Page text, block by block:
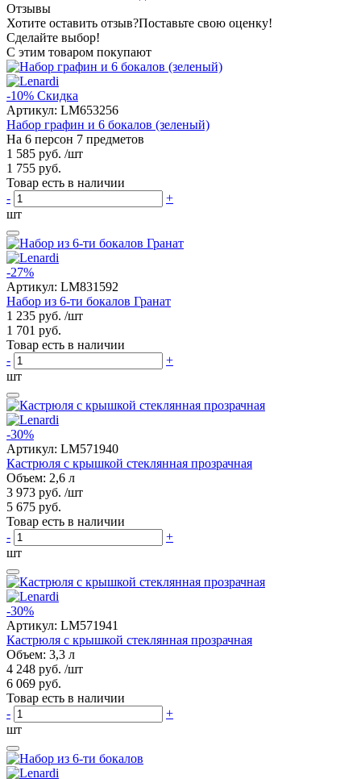
Отзывы
Хотите оставить отзыв?Поставьте свою оценку!
Сделайте выбор!
С этим товаром покупают
-10% Скидка
Артикул: LM653256
Набор графин и 6 бокалов (зеленый)
На 6 персон 7 предметов
1 585 руб. /шт
1 755 руб.
Товар есть в наличии
-
+
шт
-27%
Артикул: LM831592
Набор из 6-ти бокалов Гранат
1 235 руб. /шт
1 701 руб.
Товар есть в наличии
-
+
шт
-30%
Артикул: LM571940
Кастрюля с крышкой стеклянная прозрачная
Объем: 2,6 л
3 973 руб. /шт
5 675 руб.
Товар есть в наличии
-
+
шт
-30%
Артикул: LM571941
Кастрюля с крышкой стеклянная прозрачная
Объем: 3,3 л
4 248 руб. /шт
6 069 руб.
Товар есть в наличии
-
+
шт